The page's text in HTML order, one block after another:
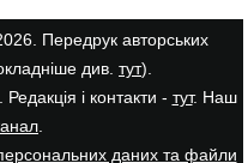
Передрук авторських
див. тут).
і контакти - тут. Наш
персональних даних та файли